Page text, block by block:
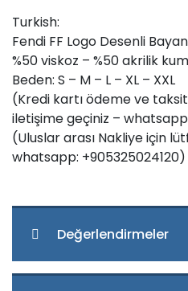
Turkish:
Fendi FF Logo Desenli
%50 viskoz – %50 akrilik
Beden: S – M – L – XL – XXL
(Kredi kartı ödeme ve
iletişime geçiniz –
(Uluslar arası Nakliye için
whatsapp: +905325024120)
Değerlendirmeler